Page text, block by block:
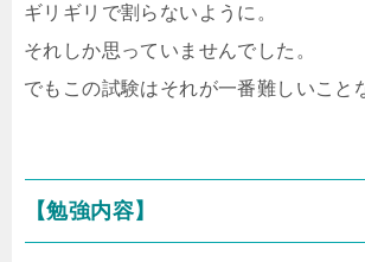
ギリギリで割らないように。
それしか思っていませんでした。
でもこの試験はそれが一番難しいこと
【勉強内容】